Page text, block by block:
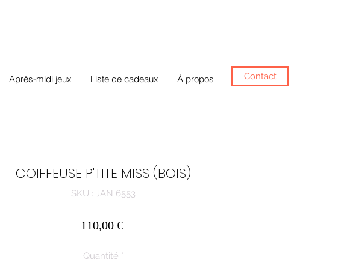
Après-midi jeux Liste de cadeaux À propos Contact
COIFFEUSE P'TITE MISS (BOIS)
SKU : JAN 6553
110,00 €Prix
Quantité *